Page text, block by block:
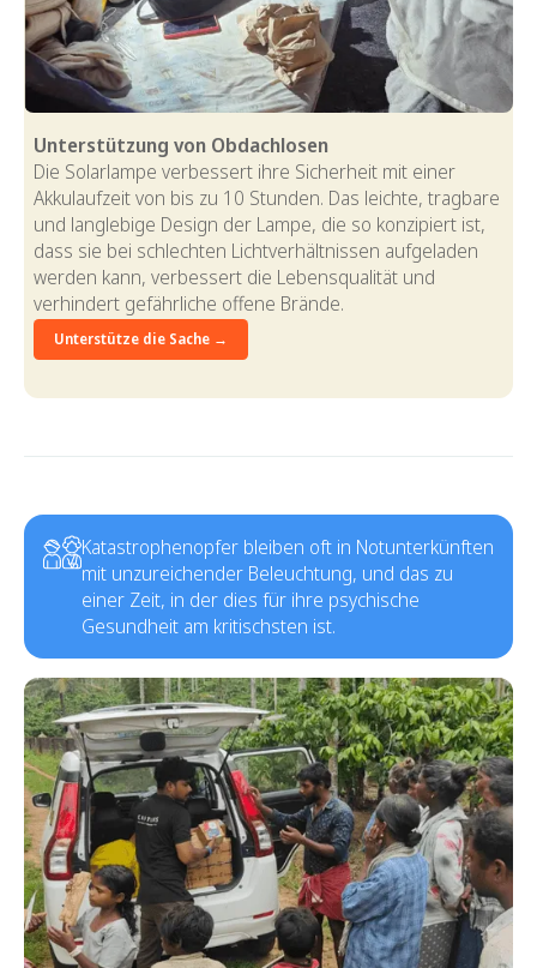
Unterstützung von Obdachlosen
Die Solarlampe verbessert ihre Sicherheit mit einer
Akkulaufzeit von bis zu 10 Stunden. Das leichte, tragbare
und langlebige Design der Lampe, die so konzipiert ist,
dass sie bei schlechten Lichtverhältnissen aufgeladen
werden kann, verbessert die Lebensqualität und
verhindert gefährliche offene Brände.
Unterstütze die Sache →
Katastrophenopfer bleiben oft in Notunterkünften
mit unzureichender Beleuchtung, und das zu
einer Zeit, in der dies für ihre psychische
Gesundheit am kritischsten ist.